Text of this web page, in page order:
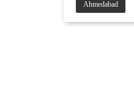
Ahmedabad